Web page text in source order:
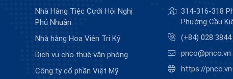
Nhà Hàng Tiệc Cưới Hội Nghị
Phú Nhuận
Nhà hàng Hoa Viên Tri Kỷ
Dịch vụ cho thuê văn phòng
Công ty cổ phần Việt Mỹ
314-316-318
Phường Cầu
(+84) 028 3844
pnco@pnco.vn
https://pnco.vn